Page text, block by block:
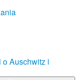
Auschwitz i